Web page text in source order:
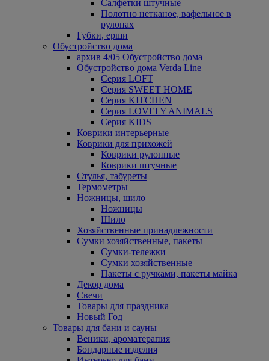
Салфетки штучные
Полотно нетканое, вафельное в
рулонах
Губки, ерши
Обустройство дома
архив 4/05 Обустройство дома
Обустройство дома Verda Line
Серия LOFT
Серия SWEET HOME
Серия KITCHEN
Серия LOVELY ANIMALS
Серия KIDS
Коврики интерьерные
Коврики для прихожей
Коврики рулонные
Коврики штучные
Стулья, табуреты
Термометры
Ножницы, шило
Ножницы
Шило
Хозяйственные принадлежности
Сумки хозяйственные, пакеты
Сумки-тележки
Сумки хозяйственные
Пакеты с ручками, пакеты майка
Декор дома
Свечи
Товары для праздника
Новый Год
Товары для бани и сауны
Веники, ароматерапия
Бондарные изделия